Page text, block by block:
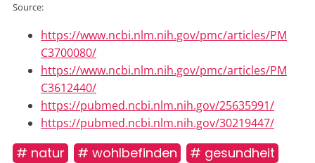
Source:
https://www.ncbi.nlm.nih.gov/pmc/articles/PM
C3700080/
https://www.ncbi.nlm.nih.gov/pmc/articles/PM
C3612440/
https://pubmed.ncbi.nlm.nih.gov/25635991/
https://pubmed.ncbi.nlm.nih.gov/30219447/
# natur # wohlbefinden # gesundheit